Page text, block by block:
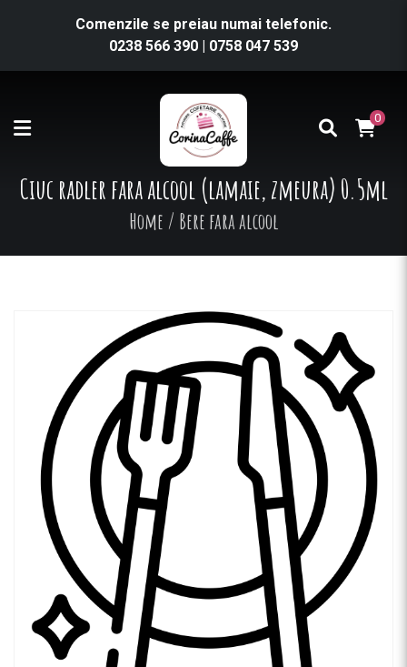
Comenzile se preiau numai telefonic.
0238 566 390 | 0758 047 539
0
Ciuc radler fara alcool (lamaie, zmeura) 0.5ml
Home / Bere fara alcool